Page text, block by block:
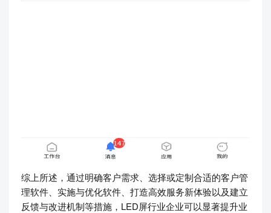
综上所述，通过明确客户需求、选择或定制合适的客户管
理软件、实施与优化软件、打造高效服务新体验以及建立
反馈与改进机制等措施，LED屏行业企业可以显著提升业